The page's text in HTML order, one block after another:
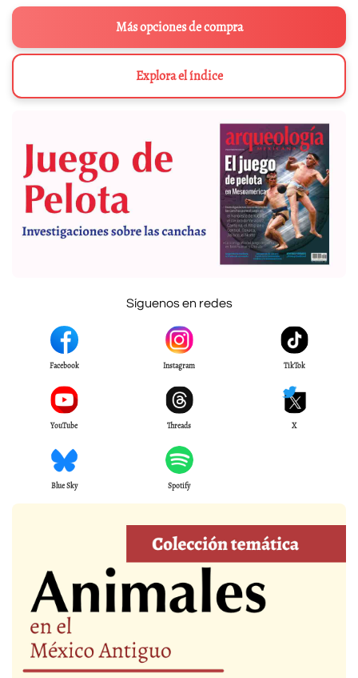
Más opciones de compra
Explora el índice
Síguenos en redes
Facebook Instagram TikTok
YouTube Threads X
Blue Sky Spotify